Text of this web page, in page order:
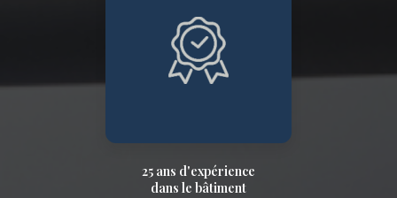
25 ans d'expérience
dans le bâtiment